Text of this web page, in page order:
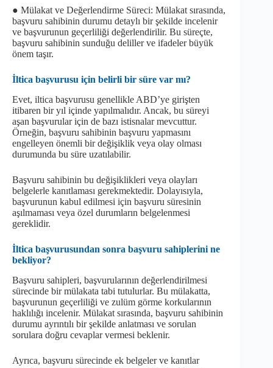
● Mülakat ve Değerlendirme Süreci: Mülakat sırasında,
başvuru sahibinin durumu detaylı bir şekilde incelenir
ve başvurunun geçerliliği değerlendirilir. Bu süreçte,
başvuru sahibinin sunduğu deliller ve ifadeler büyük
önem taşır.
İltica başvurusu için belirli bir süre var mı?
Evet, iltica başvurusu genellikle ABD’ye girişten
itibaren bir yıl içinde yapılmalıdır. Ancak, bu süreyi
aşan başvurular için de bazı istisnalar mevcuttur.
Örneğin, başvuru sahibinin başvuru yapmasını
engelleyen önemli bir değişiklik veya olay olması
durumunda bu süre uzatılabilir.
Başvuru sahibinin bu değişiklikleri veya olayları
belgelerle kanıtlaması gerekmektedir. Dolayısıyla,
başvurunun kabul edilmesi için başvuru süresinin
aşılmaması veya özel durumların belgelenmesi
gereklidir.
İltica başvurusundan sonra başvuru sahiplerini ne
bekliyor?
Başvuru sahipleri, başvurularının değerlendirilmesi
sürecinde bir mülakata tabi tutulurlar. Bu mülakatta,
başvurunun geçerliliği ve zulüm görme korkularının
haklılığı incelenir. Mülakat sırasında, başvuru sahibinin
durumu ayrıntılı bir şekilde anlatması ve sorulan
sorulara doğru cevaplar vermesi beklenir.
Ayrıca, başvuru sürecinde ek belgeler ve kanıtlar